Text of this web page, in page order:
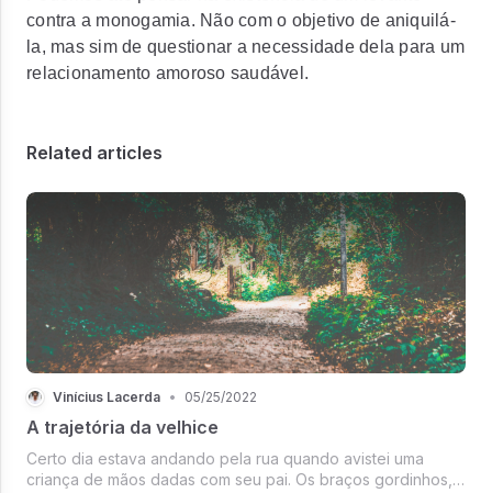
contra a monogamia. Não com o objetivo de aniquilá-
la, mas sim de questionar a necessidade dela para um
relacionamento amoroso saudável.
Related articles
Vinícius Lacerda • 05/25/2022
A trajetória da velhice
Certo dia estava andando pela rua quando avistei uma
criança de mãos dadas com seu pai. Os braços gordinhos, a